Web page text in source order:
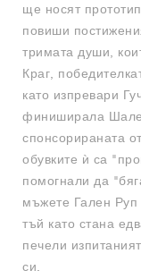
ще носят
повиши
тримата души,
Краг,
като изпревари
финиширала
спонсорираната
обувките ѝ са
помогнали да
мъжете Гален
тъй като стана
печели
си.